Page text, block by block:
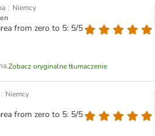
| Niemcy
from zero to 5: 5/5
Zobacz oryginalne tłumaczenie
| Niemcy
from zero to 5: 5/5